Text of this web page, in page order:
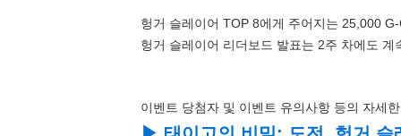
헝거 슬레이어 TOP 8에게 주어지는 25,000
헝거 슬레이어 리더보드 발표는 2주 차에도
이벤트 당첨자 및 이벤트 유의사항 등의 자세